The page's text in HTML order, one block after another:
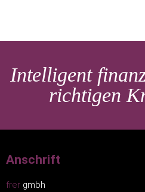
Intelligent
richtigen
Anschrift
frer gmbh